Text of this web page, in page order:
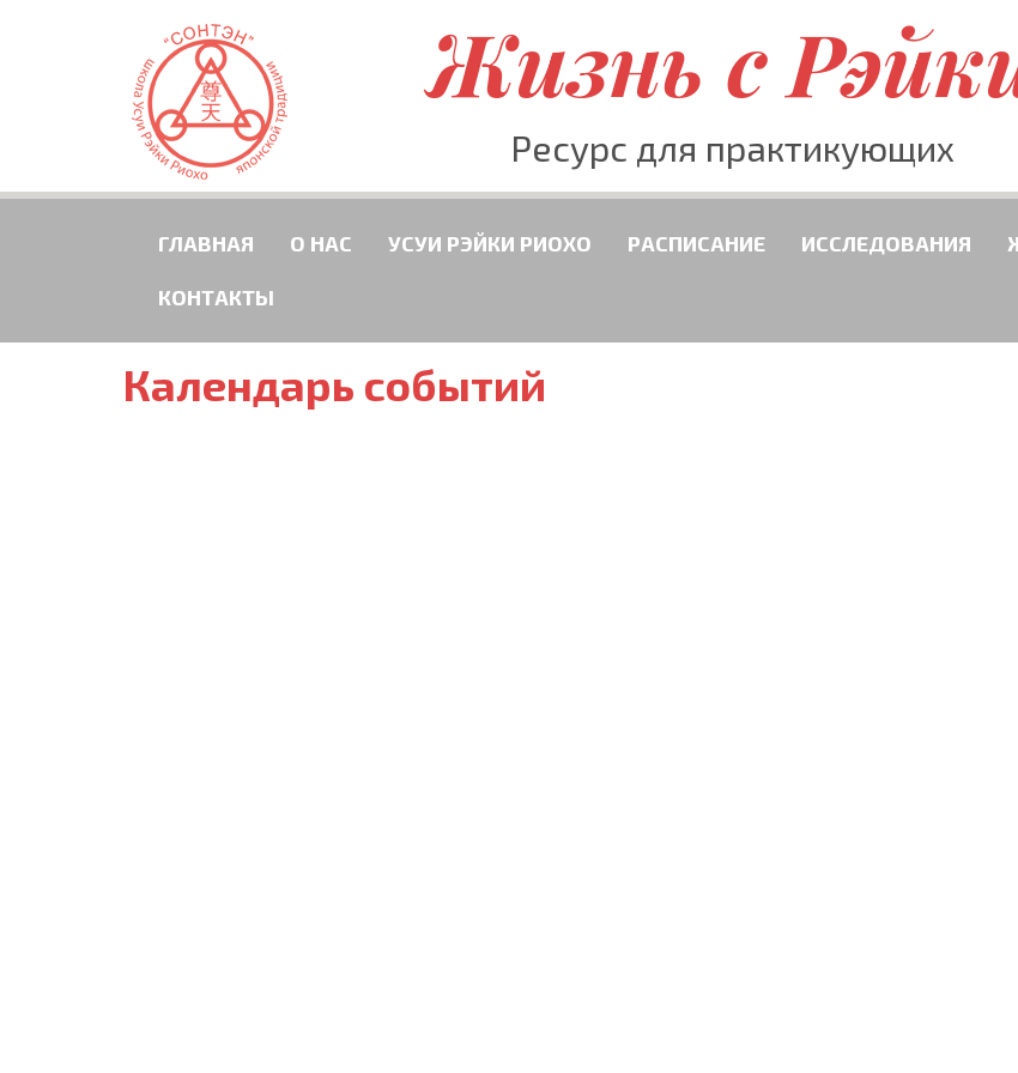
Жизнь с
Ресурс для практикующих
ГЛАВНАЯ О НАС УСУИ РЭЙКИ РИОХО РАСПИСАНИЕ ИССЛЕДОВАНИЯ
КОНТАКТЫ
Календарь событий